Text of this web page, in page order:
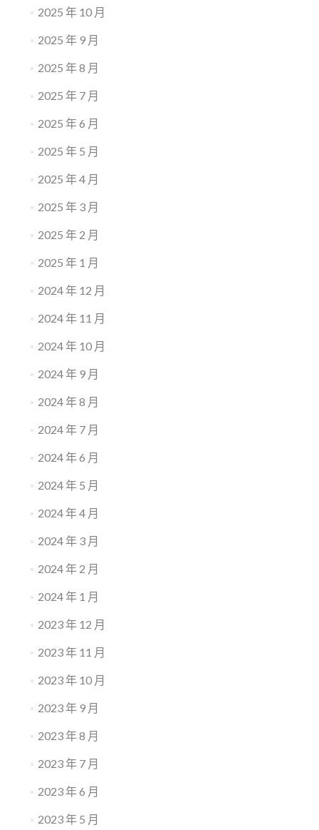
2025 年 10 月
2025 年 9 月
2025 年 8 月
2025 年 7 月
2025 年 6 月
2025 年 5 月
2025 年 4 月
2025 年 3 月
2025 年 2 月
2025 年 1 月
2024 年 12 月
2024 年 11 月
2024 年 10 月
2024 年 9 月
2024 年 8 月
2024 年 7 月
2024 年 6 月
2024 年 5 月
2024 年 4 月
2024 年 3 月
2024 年 2 月
2024 年 1 月
2023 年 12 月
2023 年 11 月
2023 年 10 月
2023 年 9 月
2023 年 8 月
2023 年 7 月
2023 年 6 月
2023 年 5 月